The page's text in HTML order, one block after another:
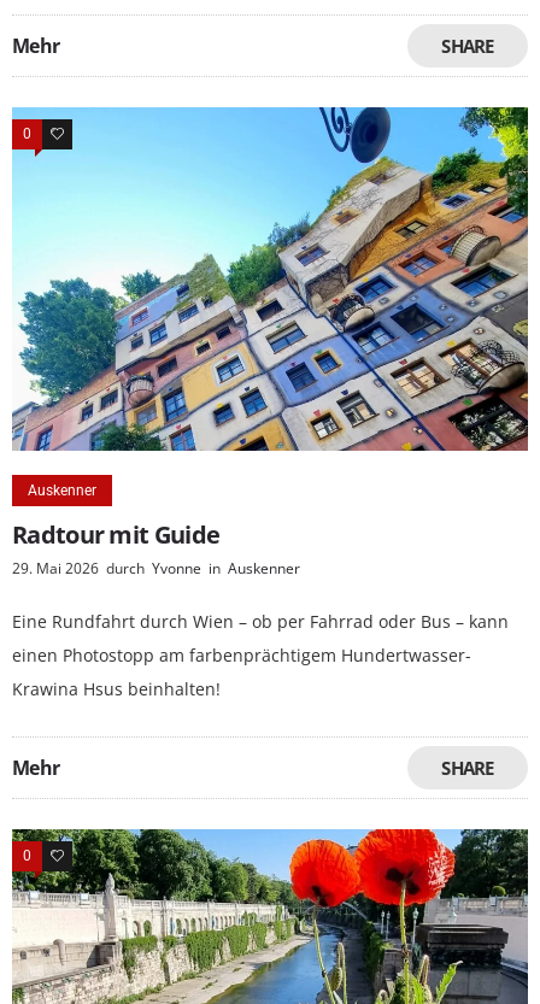
Mehr SHARE
0 0
Auskenner
Radtour mit Guide
29. Mai 2026 durch Yvonne in Auskenner
Eine Rundfahrt durch Wien – ob per Fahrrad oder Bus – kann
einen Photostopp am farbenprächtigem Hundertwasser-
Krawina Hsus beinhalten!
Mehr SHARE
0 0